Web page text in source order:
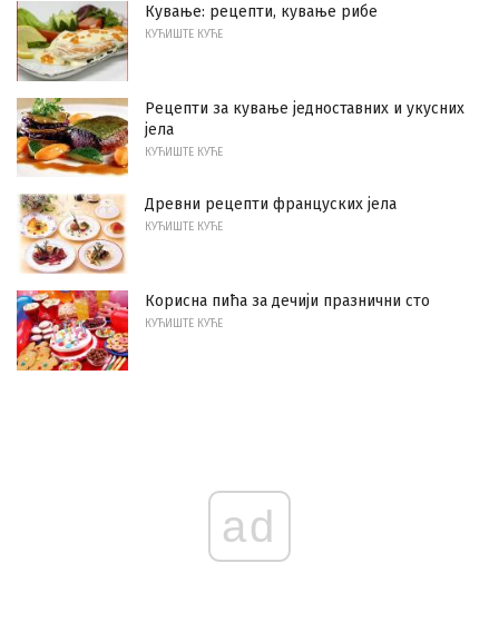
Кување: рецепти, кување рибе
КУЋИШТЕ КУЋЕ
Рецепти за кување једноставних и укусних
јела
КУЋИШТЕ КУЋЕ
Древни рецепти француских јела
КУЋИШТЕ КУЋЕ
Корисна пића за дечији празнични сто
КУЋИШТЕ КУЋЕ
ad